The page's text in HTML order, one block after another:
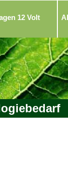
12 Volt